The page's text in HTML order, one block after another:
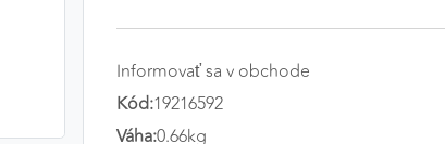
Informovať sa v obchode
Kód:19216592
Váha:0.66kg